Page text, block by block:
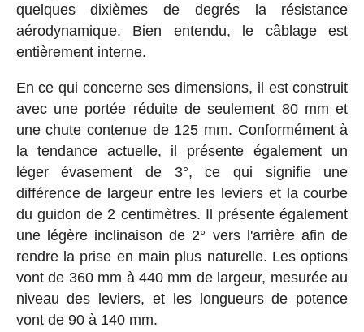
quelques dixièmes de degrés la résistance
aérodynamique. Bien entendu, le câblage est
entièrement interne.
En ce qui concerne ses dimensions, il est construit
avec une portée réduite de seulement 80 mm et
une chute contenue de 125 mm. Conformément à
la tendance actuelle, il présente également un
léger évasement de 3°, ce qui signifie une
différence de largeur entre les leviers et la courbe
du guidon de 2 centimètres. Il présente également
une légère inclinaison de 2° vers l'arrière afin de
rendre la prise en main plus naturelle. Les options
vont de 360 mm à 440 mm de largeur, mesurée au
niveau des leviers, et les longueurs de potence
vont de 90 à 140 mm.